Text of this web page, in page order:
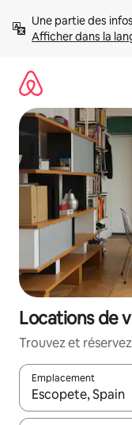
directement
Afficher dans la
Locations de
Trouvez et
Emplacement
Quand les